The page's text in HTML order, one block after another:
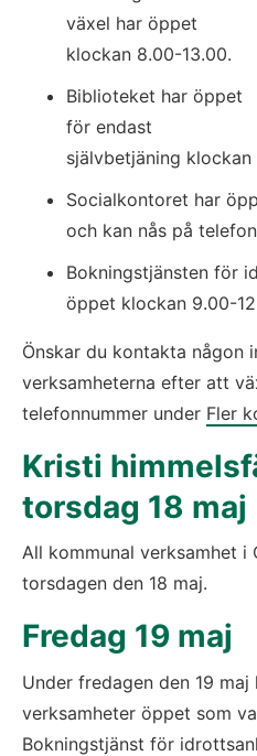
växel har öppet
klockan 8.00-13.00.
Biblioteket har öppet
för endast
självbetjäning klockan
Socialkontoret har
och kan nås på
Bokningstjänsten för
öppet klockan 9.00-
Önskar du kontakta någon
verksamheterna efter att
telefonnummer under Fler
Kristi
torsdag 18 maj
All kommunal verksamhet i
torsdagen den 18 maj.
Fredag 19 maj
Under fredagen den 19 maj
verksamheter öppet som
Bokningstjänst för